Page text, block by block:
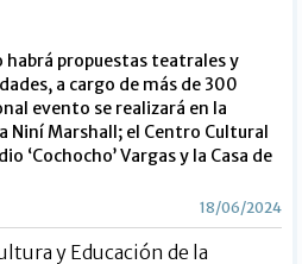
habrá propuestas teatrales y
a cargo de más de 300
evento se realizará en la
Niní Marshall; el Centro Cultural
‘Cochocho’ Vargas y la Casa de
18/06/2024
y Educación de la